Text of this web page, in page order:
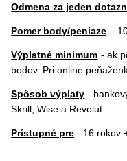
Odmena za jeden
Pomer body/peniaze –
Výplatné minimum - ak
bodov. Pri online
Spôsob výplaty -
Skrill, Wise a Revolut.
Prístupné pre - 16 rokov